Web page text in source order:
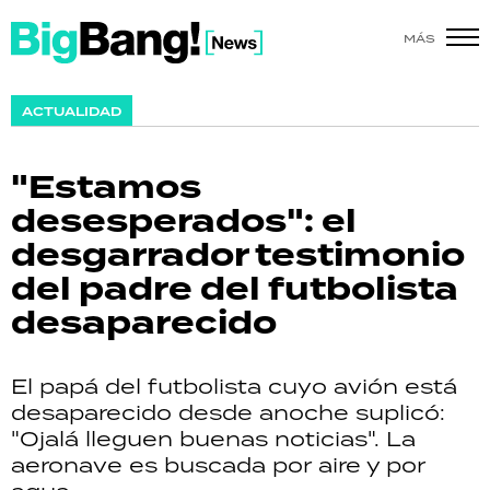
MÁS
ACTUALIDAD
"Estamos
desesperados": el
desgarrador testimonio
del padre del futbolista
desaparecido
El papá del futbolista cuyo avión está
desaparecido desde anoche suplicó:
"Ojalá lleguen buenas noticias". La
aeronave es buscada por aire y por
SHOW
ACTUALIDAD
POLICIALES
ECONOMÍA
SALUD
DEPORTES